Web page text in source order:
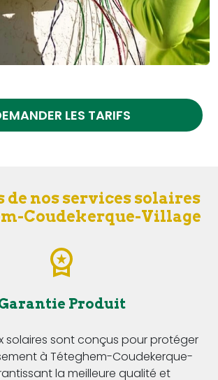
LES TARIFS
de nos services solaires
Coudekerque-Village
Produit
solaires sont conçus pour protéger
à Téteghem-Coudekerque-
la meilleure qualité et